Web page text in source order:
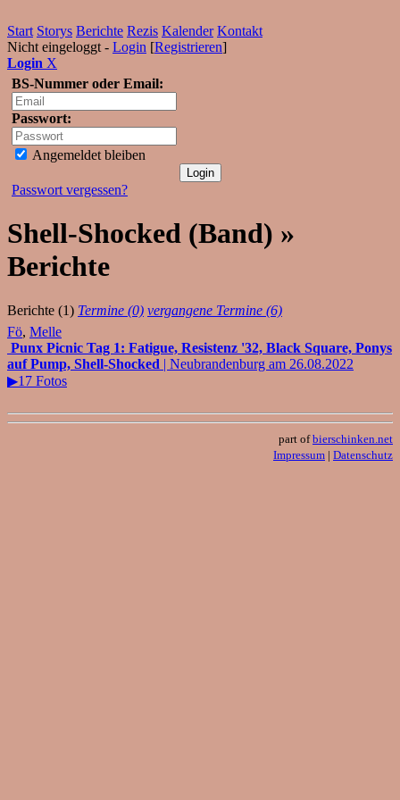
Start Storys Berichte Rezis Kalender Kontakt
Nicht eingeloggt - Login [Registrieren]
Login X
BS-Nummer oder Email:
Passwort:
Angemeldet bleiben
Passwort vergessen?
Shell-Shocked (Band) »
Berichte
Berichte (1) Termine (0) vergangene Termine (6)
Fö, Melle
Punx Picnic Tag 1: Fatigue, Resistenz '32, Black Square, Ponys
auf Pump, Shell-Shocked | Neubrandenburg am 26.08.2022
▶17 Fotos
part ofbierschinken.net
Impressum | Datenschutz